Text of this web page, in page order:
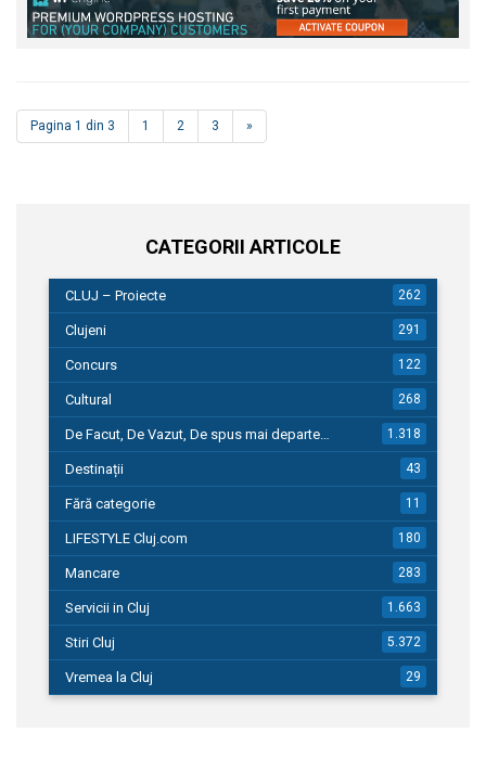
Pagina 1 din 3 1 2 3 »
CATEGORII ARTICOLE
CLUJ – Proiecte 262
Clujeni 291
Concurs 122
Cultural 268
De Facut, De Vazut, De spus mai departe… 1.318
Destinații 43
Fără categorie 11
LIFESTYLE Cluj.com 180
Mancare 283
Servicii in Cluj 1.663
Stiri Cluj 5.372
Vremea la Cluj 29